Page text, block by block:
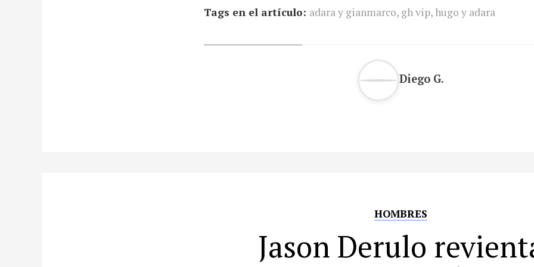
Tags en el artículo: adara y gianmarco, gh vip, hugo y adara
Diego G.
HOMBRES
Jason Derulo